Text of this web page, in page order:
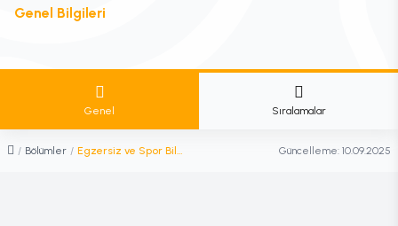
Genel Bilgileri
Genel Sıralamalar
/ Bölümler / Egzersiz ve Spor Bilimleri Güncelleme: 10.09.2025